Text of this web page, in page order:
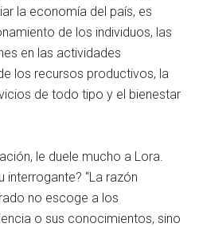
la economía del país, es
de los individuos, las
en las actividades
los recursos productivos, la
de todo tipo y el bienestar
le duele mucho a Lora.
interrogante? “La razón
no escoge a los
o sus conocimientos, sino